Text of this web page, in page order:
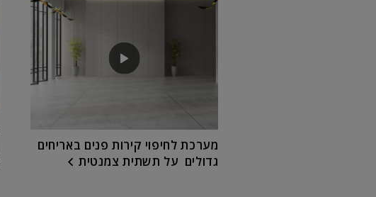
מערכת לחיפוי קירות פנים באריחים
גדולים על תשתית צמנטית